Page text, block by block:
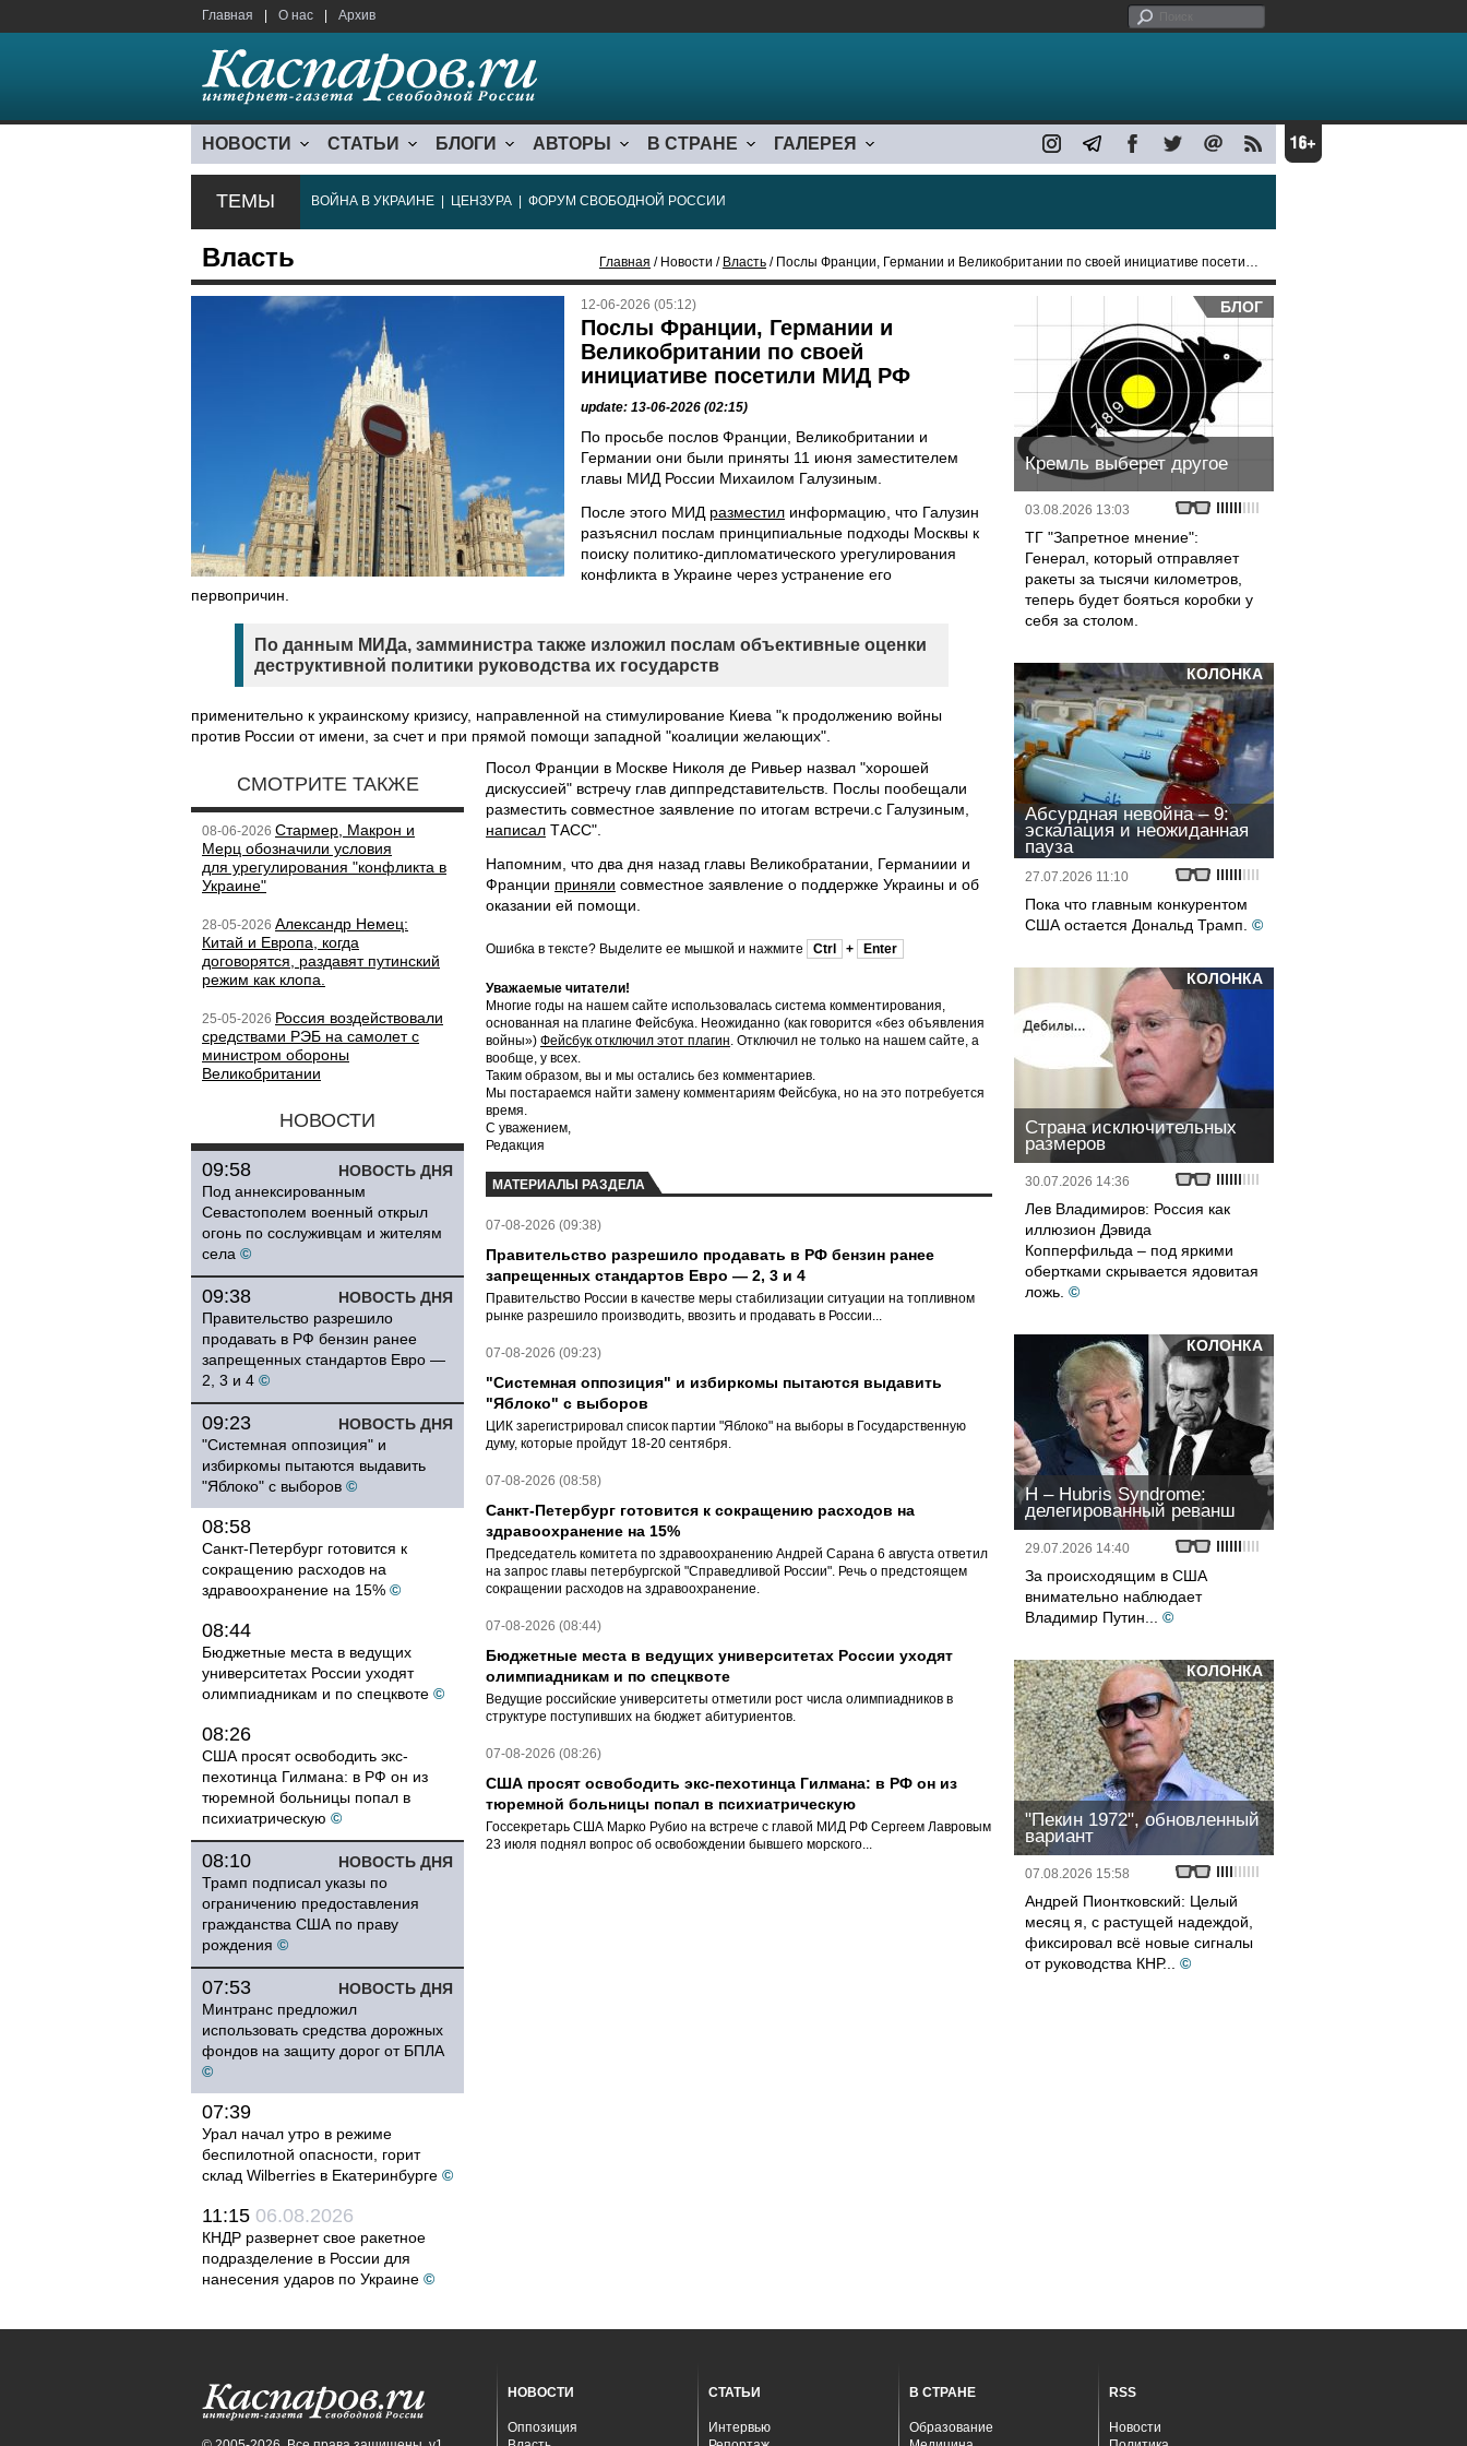
Главная О нас Архив
НОВОСТИ СТАТЬИ БЛОГИ АВТОРЫ В СТРАНЕ ГАЛЕРЕЯ
ТЕМЫ ВОЙНА В УКРАИНЕ ЦЕНЗУРА ФОРУМ СВОБОДНОЙ РОССИИ
Власть Главная / Новости / Власть / Послы Франции, Германии и Великобритании по своей инициативе посетили МИД РФ
12-06-2026 (05:12)
Послы Франции, Германии и
Великобритании по своей
инициативе посетили МИД РФ
update: 13-06-2026 (02:15)
По просьбе послов Франции, Великобритании и
Германии они были приняты 11 июня заместителем
главы МИД России Михаилом Галузиным.
После этого МИД разместил информацию, что Галузин
разъяснил послам принципиальные подходы Москвы к
поиску политико-дипломатического урегулирования
конфликта в Украине через устранение его
первопричин.
По данным МИДа, замминистра также изложил послам объективные оценки
деструктивной политики руководства их государств
применительно к украинскому кризису, направленной на стимулирование Киева "к продолжению войны
против России от имени, за счет и при прямой помощи западной "коалиции желающих".
СМОТРИТЕ ТАКЖЕ
08-06-2026 Стармер, Макрон и
Мерц обозначили условия
для урегулирования "конфликта в
Украине"
28-05-2026 Александр Немец:
Китай и Европа, когда
договорятся, раздавят путинский
режим как клопа.
25-05-2026 Россия воздействовали
средствами РЭБ на самолет с
министром обороны
Великобритании
НОВОСТИ
НОВОСТЬ ДНЯ
09:58
Под аннексированным
Севастополем военный открыл
огонь по сослуживцам и жителям
села ©
НОВОСТЬ ДНЯ
09:38
Правительство разрешило
продавать в РФ бензин ранее
запрещенных стандартов Евро —
2, 3 и 4 ©
НОВОСТЬ ДНЯ
09:23
"Системная оппозиция" и
избиркомы пытаются выдавить
"Яблоко" с выборов ©
08:58
Санкт-Петербург готовится к
сокращению расходов на
здравоохранение на 15% ©
08:44
Бюджетные места в ведущих
университетах России уходят
олимпиадникам и по спецквоте ©
08:26
США просят освободить экс-
пехотинца Гилмана: в РФ он из
тюремной больницы попал в
психиатрическую ©
НОВОСТЬ ДНЯ
08:10
Трамп подписал указы по
ограничению предоставления
гражданства США по праву
рождения ©
НОВОСТЬ ДНЯ
07:53
Минтранс предложил
использовать средства дорожных
фондов на защиту дорог от БПЛА
©
07:39
Урал начал утро в режиме
беспилотной опасности, горит
склад Wilberries в Екатеринбурге ©
11:15 06.08.2026
КНДР развернет свое ракетное
подразделение в России для
нанесения ударов по Украине ©
Посол Франции в Москве Николя де Ривьер назвал "хорошей
дискуссией" встречу глав диппредставительств. Послы пообещали
разместить совместное заявление по итогам встречи.с Галузиным,
написал ТАСС".
Напомним, что два дня назад главы Великобратании, Германиии и
Франции приняли совместное заявление о поддержке Украины и об
оказании ей помощи.
Ошибка в тексте? Выделите ее мышкой и нажмите Ctrl + Enter
Уважаемые читатели!
Многие годы на нашем сайте использовалась система комментирования,
основанная на плагине Фейсбука. Неожиданно (как говорится «без объявления
войны») Фейсбук отключил этот плагин. Отключил не только на нашем сайте, а
вообще, у всех.
Таким образом, вы и мы остались без комментариев.
Мы постараемся найти замену комментариям Фейсбука, но на это потребуется
время.
С уважением,
Редакция
МАТЕРИАЛЫ РАЗДЕЛА
07-08-2026 (09:38)
Правительство разрешило продавать в РФ бензин ранее
запрещенных стандартов Евро — 2, 3 и 4
Правительство России в качестве меры стабилизации ситуации на топливном
рынке разрешило производить, ввозить и продавать в России...
07-08-2026 (09:23)
"Системная оппозиция" и избиркомы пытаются выдавить
"Яблоко" с выборов
ЦИК зарегистрировал список партии "Яблоко" на выборы в Государственную
думу, которые пройдут 18-20 сентября.
07-08-2026 (08:58)
Санкт-Петербург готовится к сокращению расходов на
здравоохранение на 15%
Председатель комитета по здравоохранению Андрей Сарана 6 августа ответил
на запрос главы петербургской "Справедливой России". Речь о предстоящем
сокращении расходов на здравоохранение.
07-08-2026 (08:44)
Бюджетные места в ведущих университетах России уходят
олимпиадникам и по спецквоте
Ведущие российские университеты отметили рост числа олимпиадников в
структуре поступивших на бюджет абитуриентов.
07-08-2026 (08:26)
США просят освободить экс-пехотинца Гилмана: в РФ он из
тюремной больницы попал в психиатрическую
Госсекретарь США Марко Рубио на встрече с главой МИД РФ Сергеем Лавровым
23 июля поднял вопрос об освобождении бывшего морского...
БЛОГ
Кремль выберет другое
03.08.2026 13:03
ТГ "Запретное мнение":
Генерал, который отправляет
ракеты за тысячи километров,
теперь будет бояться коробки у
себя за столом.
КОЛОНКА
Абсурдная невойна – 9:
эскалация и неожиданная
пауза
27.07.2026 11:10
Пока что главным конкурентом
США остается Дональд Трамп. ©
КОЛОНКА
Страна исключительных
размеров
30.07.2026 14:36
Лев Владимиров: Россия как
иллюзион Дэвида
Копперфильда – под яркими
обертками скрывается ядовитая
ложь. ©
КОЛОНКА
H – Hubris Syndrome:
делегированный реванш
29.07.2026 14:40
За происходящим в США
внимательно наблюдает
Владимир Путин...
©
КОЛОНКА
"Пекин 1972", обновленный
вариант
07.08.2026 15:58
Андрей Пионтковский: Целый
месяц я, с растущей надеждой,
фиксировал всё новые сигналы
от руководства КНР...
©
НОВОСТИ
Оппозиция
СТАТЬИ
Интервью
В СТРАНЕ
Образование
RSS
Новости